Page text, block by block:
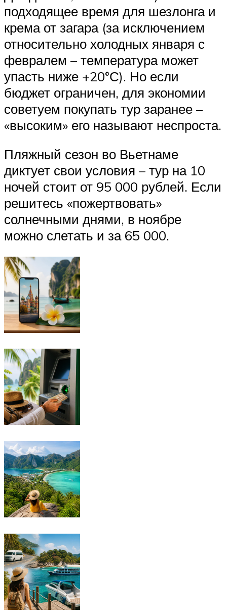
подходящее время для шезлонга и
крема от загара (за исключением
относительно холодных января с
февралем – температура может
упасть ниже +20°С). Но если
бюджет ограничен, для экономии
советуем покупать тур заранее –
«высоким» его называют неспроста.
Пляжный сезон во Вьетнаме
диктует свои условия – тур на 10
ночей стоит от 95 000 рублей. Если
решитесь «пожертвовать»
солнечными днями, в ноябре
можно слетать и за 65 000.